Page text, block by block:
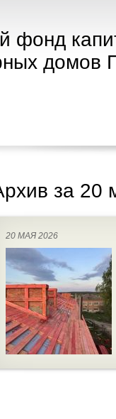
фонд
домов
за 20
20 МАЯ 2026